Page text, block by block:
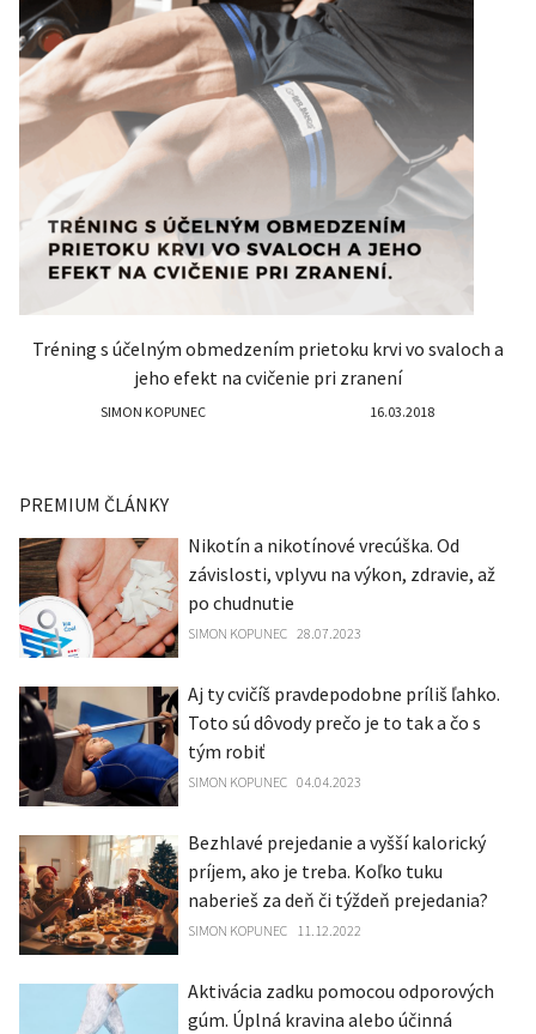
Tréning s účelným obmedzením prietoku krvi vo svaloch a
jeho efekt na cvičenie pri zranení
SIMON KOPUNEC 16.03.2018
PREMIUM ČLÁNKY
Nikotín a nikotínové vrecúška. Od
závislosti, vplyvu na výkon, zdravie, až
po chudnutie
SIMON KOPUNEC 28.07.2023
Aj ty cvičíš pravdepodobne príliš ľahko.
Toto sú dôvody prečo je to tak a čo s
tým robiť
SIMON KOPUNEC 04.04.2023
Bezhlavé prejedanie a vyšší kalorický
príjem, ako je treba. Koľko tuku
naberieš za deň či týždeň prejedania?
SIMON KOPUNEC 11.12.2022
Aktivácia zadku pomocou odporových
gúm. Úplná kravina alebo účinná